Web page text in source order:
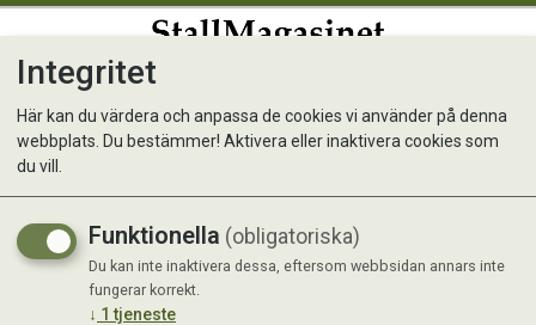
Visar 3 produkter
Integritet
Här kan du värdera och anpassa de cookies vi använder på denna
webbplats. Du bestämmer! Aktivera eller inaktivera cookies som
du vill.
Funktionella (obligatoriska)
Du kan inte inaktivera dessa, eftersom webbsidan annars inte
fungerar korrekt.
↓ 1 tjeneste